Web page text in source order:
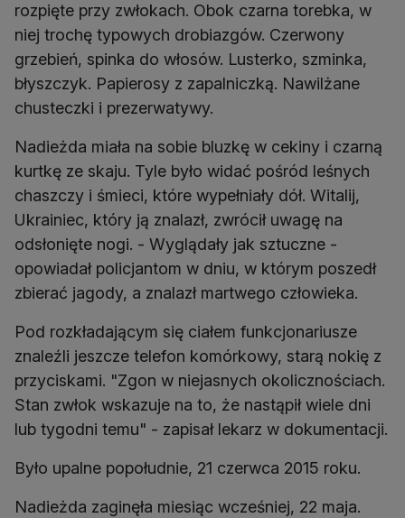
rozpięte przy zwłokach. Obok czarna torebka, w
niej trochę typowych drobiazgów. Czerwony
grzebień, spinka do włosów. Lusterko, szminka,
błyszczyk. Papierosy z zapalniczką. Nawilżane
chusteczki i prezerwatywy.
Nadieżda miała na sobie bluzkę w cekiny i czarną
kurtkę ze skaju. Tyle było widać pośród leśnych
chaszczy i śmieci, które wypełniały dół. Witalij,
Ukrainiec, który ją znalazł, zwrócił uwagę na
odsłonięte nogi. - Wyglądały jak sztuczne -
opowiadał policjantom w dniu, w którym poszedł
zbierać jagody, a znalazł martwego człowieka.
Pod rozkładającym się ciałem funkcjonariusze
znaleźli jeszcze telefon komórkowy, starą nokię z
przyciskami. "Zgon w niejasnych okolicznościach.
Stan zwłok wskazuje na to, że nastąpił wiele dni
lub tygodni temu" - zapisał lekarz w dokumentacji.
Było upalne popołudnie, 21 czerwca 2015 roku.
Nadieżda zaginęła miesiąc wcześniej, 22 maja.